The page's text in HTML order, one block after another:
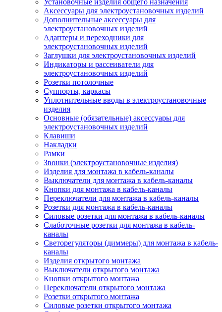
Установочные изделия общего назначения
Аксессуары для электроустановочных изделий
Дополнительные аксессуары для
электроустановочных изделий
Адаптеры и переходники для
электроустановочных изделий
Заглушки для электроустановочных изделий
Индикаторы и рассеиватели для
электроустановочных изделий
Розетки потолочные
Суппорты, каркасы
Уплотнительные вводы в электроустановочные
изделия
Основные (обязательные) аксессуары для
электроустановочных изделий
Клавиши
Накладки
Рамки
Звонки (электроустановочные изделия)
Изделия для монтажа в кабель-каналы
Выключатели для монтажа в кабель-каналы
Кнопки для монтажа в кабель-каналы
Переключатели для монтажа в кабель-каналы
Розетки для монтажа в кабель-каналы
Силовые розетки для монтажа в кабель-каналы
Слаботочные розетки для монтажа в кабель-
каналы
Светорегуляторы (диммеры) для монтажа в кабель-
каналы
Изделия открытого монтажа
Выключатели открытого монтажа
Кнопки открытого монтажа
Переключатели открытого монтажа
Розетки открытого монтажа
Силовые розетки открытого монтажа